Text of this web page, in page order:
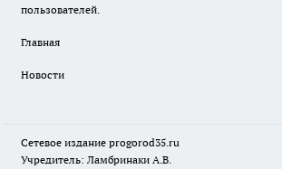
пользователей.
Главная
Новости
Сетевое издание progorod35.ru
Учредитель: Ламбринаки А.В.